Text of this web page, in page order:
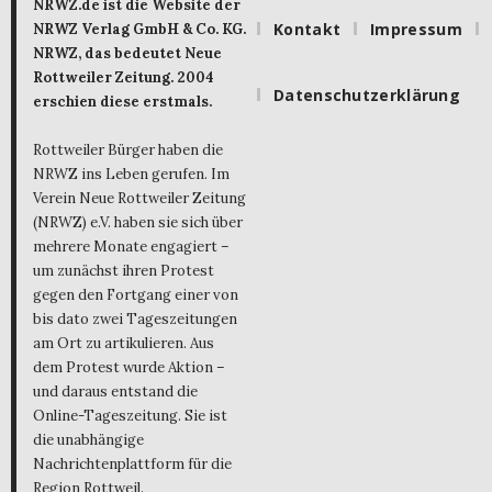
NRWZ.de ist die Website der
NRWZ Verlag GmbH & Co. KG.
NRWZ, das bedeutet Neue
Rottweiler Zeitung. 2004
erschien diese erstmals.
Rottweiler Bürger haben die
NRWZ ins Leben gerufen. Im
Verein Neue Rottweiler Zeitung
(NRWZ) e.V. haben sie sich über
mehrere Monate engagiert –
um zunächst ihren Protest
gegen den Fortgang einer von
bis dato zwei Tageszeitungen
am Ort zu artikulieren. Aus
dem Protest wurde Aktion –
und daraus entstand die
Online-Tageszeitung. Sie ist
die unabhängige
Nachrichtenplattform für die
Kontakt Impressum
Datenschutzerklärung